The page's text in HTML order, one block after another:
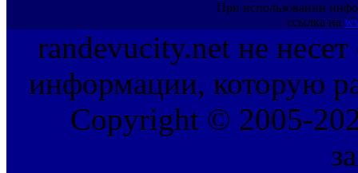
При использовании
ссылка на
randevucity.net не несет
информации, которую
Copyright © 2005-